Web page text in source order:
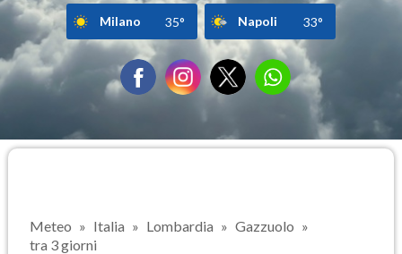
Milano 35° Napoli 33°
Meteo Italia Lombardia
Gazzuolo
tra 3 giorni